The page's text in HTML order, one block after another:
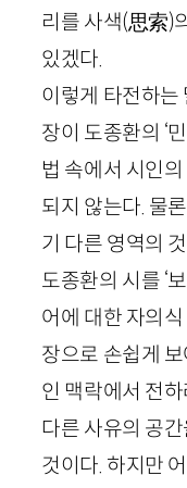
리를 사색(思索)
있겠다.
이렇게 타전하는
장이 도종환의 ‘
법 속에서 시인
되지 않는다. 물
기 다른 영역의
도종환의 시를 ‘
어에 대한 자의
장으로 손쉽게
인 맥락에서 전
다른 사유의 공
것이다. 하지만